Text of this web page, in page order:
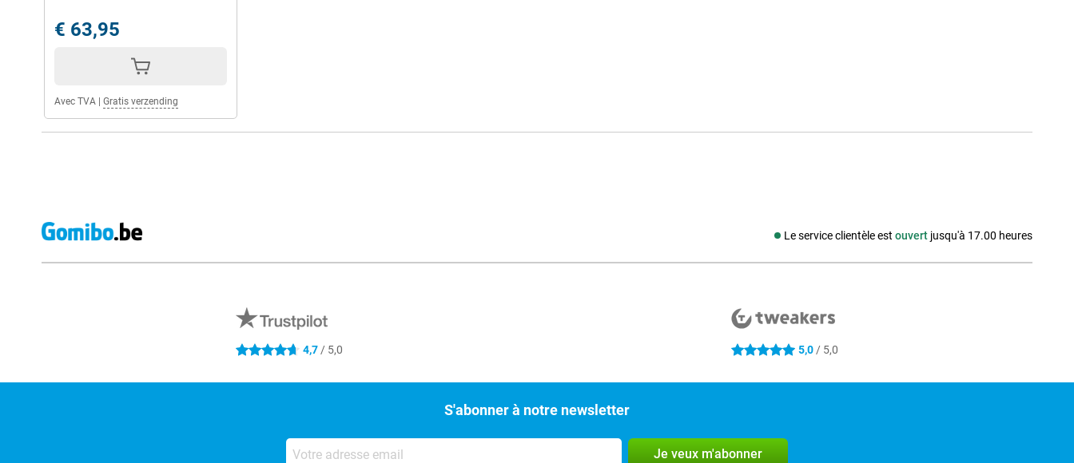
€ 63,95
Avec TVA Gratis verzending
Le service clientèle est ouvert jusqu'à 17.00 heures
Média social
4.7 étoiles 4,7 / 5,0 5 étoiles 5,0 / 5,0
S'abonner à notre newsletter
Je veux m'abonner